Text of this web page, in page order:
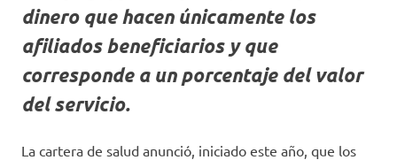
dinero que hacen únicamente los
afiliados beneficiarios y que
corresponde a un porcentaje del valor
del servicio.
La cartera de salud anunció, iniciado este año, que los